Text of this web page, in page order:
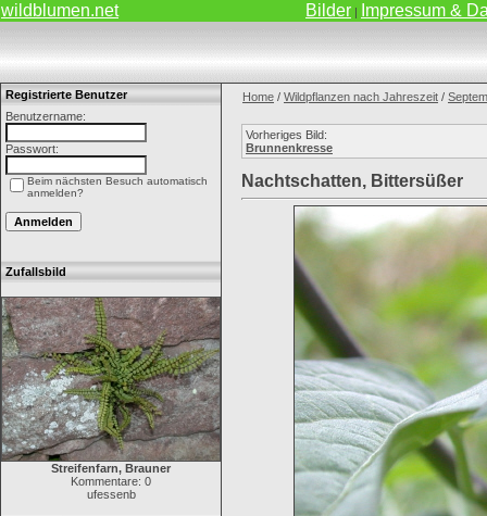
wildblumen.net Bilder | Impressum &
Registrierte Benutzer
Benutzername:
Passwort:
Beim nächsten Besuch automatisch
anmelden?
Zufallsbild
Streifenfarn, Brauner
Kommentare: 0
ufessenb
Home / Wildpflanzen nach Jahreszeit /
Vorheriges Bild:
Brunnenkresse
Nachtschatten, Bittersüßer